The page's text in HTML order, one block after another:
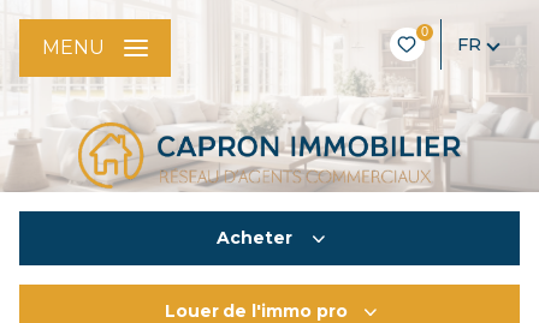
0
FR
MENU
Acheter
Louer de l'immo pro